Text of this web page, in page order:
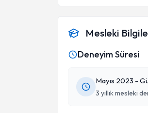
Mesleki
Deneyim Süresi
Mayıs 2023 -
3 yıllık mesleki